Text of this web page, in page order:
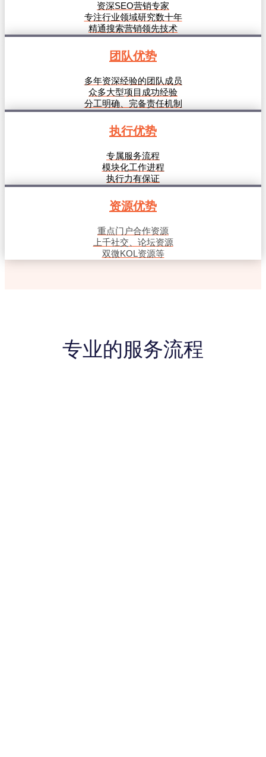
资深SEO营销专家
专注行业领域研究数十年
精通搜索营销领先技术
团队优势
多年资深经验的团队成员
众多大型项目成功经验
分工明确、完备责任机制
执行优势
专属服务流程
模块化工作进程
执行力有保证
资源优势
重点门户合作资源
上千社交、论坛资源
双微KOL资源等
专业的服务流程